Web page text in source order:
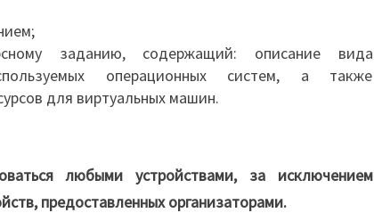
заданию, содержащий: описание вида
операционных систем, а также
для виртуальных машин.
любыми устройствами, за исключением
предоставленных организаторами.